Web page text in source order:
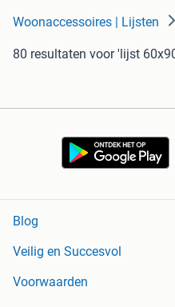
Woonaccessoires | Lijsten
80 resultaten voor 'lijst
Blog
Veilig en Succesvol
Voorwaarden